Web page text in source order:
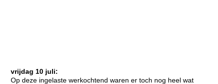
vrijdag 10 juli:
Op deze ingelaste werkochtend waren er toch nog heel wat